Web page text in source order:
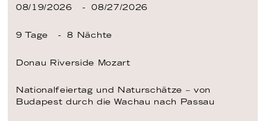
08/19/2026 08/27/2026
9 Tage 8 Nächte
Donau Riverside Mozart
Nationalfeiertag und Naturschätze – von
Budapest durch die Wachau nach Passau